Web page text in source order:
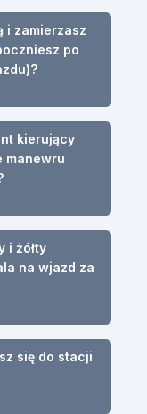
i zamierzasz
po
kierujący
manewru
i żółty
na wjazd za
się do stacji